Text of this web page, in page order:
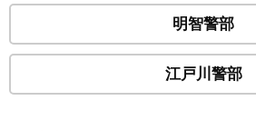
明智警部
江戸川警部